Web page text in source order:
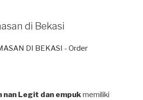
di Bekasi
nan Legit dan empuk memiliki